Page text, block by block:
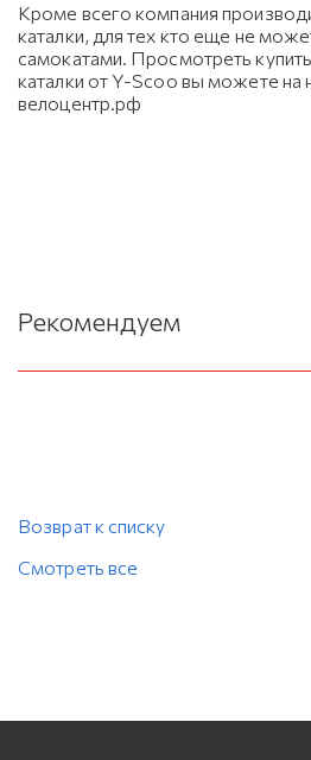
Кроме всего компания
каталки, для тех кто еще не
самокатами. Просмотреть
каталки от Y-Scoo вы можете на
велоцентр.рф
Рекомендуем
Возврат к списку
Смотреть все